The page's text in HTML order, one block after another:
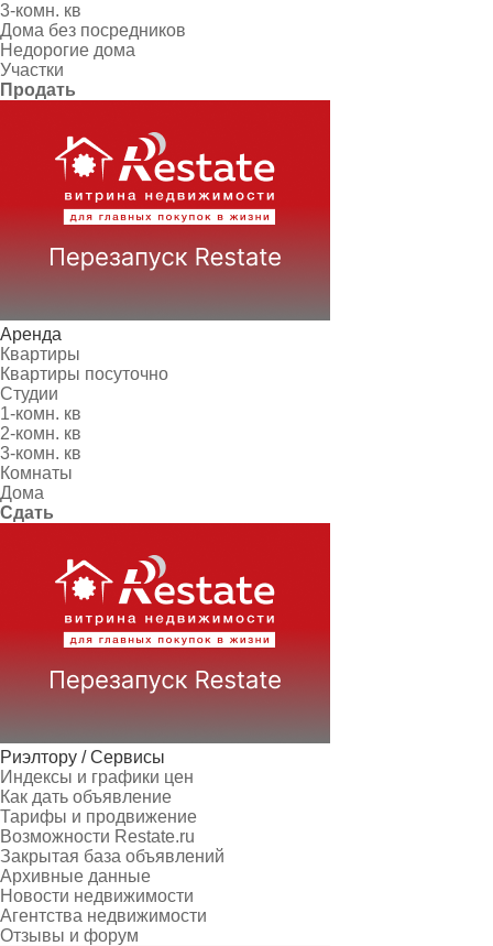
3-комн. кв
Дома без посредников
Недорогие дома
Участки
Продать
Аренда
Квартиры
Квартиры посуточно
Студии
1-комн. кв
2-комн. кв
3-комн. кв
Комнаты
Дома
Сдать
Риэлтору / Сервисы
Индексы и графики цен
Как дать объявление
Тарифы и продвижение
Возможности Restate.ru
Закрытая база объявлений
Архивные данные
Новости недвижимости
Агентства недвижимости
Отзывы и форум